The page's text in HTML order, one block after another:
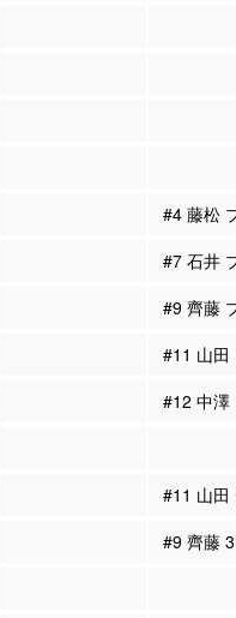
#4 藤松
#7 石井
#9 齊藤
#11 山田
#12 中澤
#11 山田
#9 齊藤